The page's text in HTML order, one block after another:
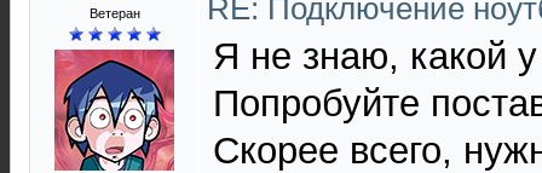
Ветеран RE: Подключение
Я не знаю, какой у
Попробуйте
Скорее всего,